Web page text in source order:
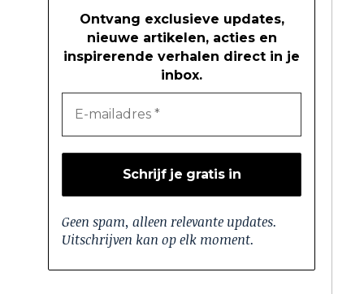
Ontvang exclusieve updates,
nieuwe artikelen, acties en
inspirerende verhalen direct in je
inbox.
Geen spam, alleen relevante updates.
Uitschrijven kan op elk moment.